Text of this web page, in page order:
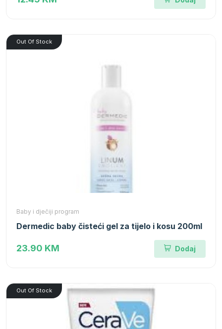
Out Of Stock
Baby i dječiji program
Dermedic baby čisteći gel za tijelo i kosu 200ml
23.90 KM Dodaj
Out Of Stock